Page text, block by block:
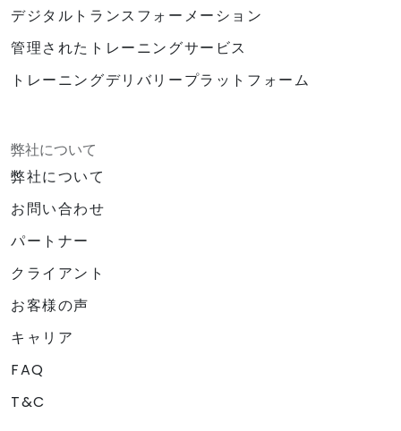
デジタルトランスフォーメーション
管理されたトレーニングサービス
トレーニングデリバリープラットフォーム
弊社について
弊社について
お問い合わせ
パートナー
クライアント
お客様の声
キャリア
FAQ
T&C